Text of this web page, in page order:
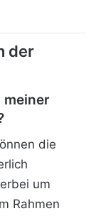
der
meiner
die
um
Rahmen